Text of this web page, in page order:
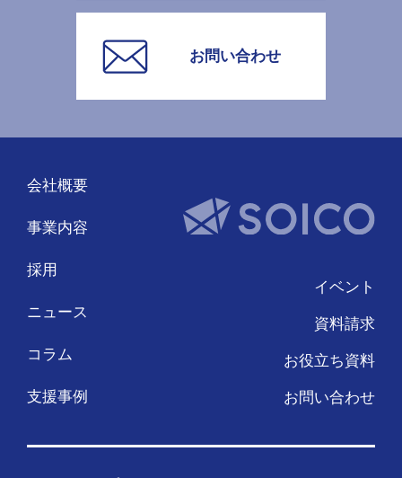
お問い合わせ
会社概要
事業内容
採用
ニュース
コラム
支援事例
イベント
資料請求
お役立ち資料
お問い合わせ